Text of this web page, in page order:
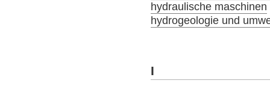
hydraulische maschinen
hydrogeologie und
I